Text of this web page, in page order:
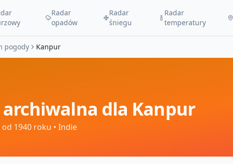
Radar
opadów
Radar
śniegu
Radar
temperatury
pogody Kanpur
archiwalna dla Kanpur
1940 roku • Indie